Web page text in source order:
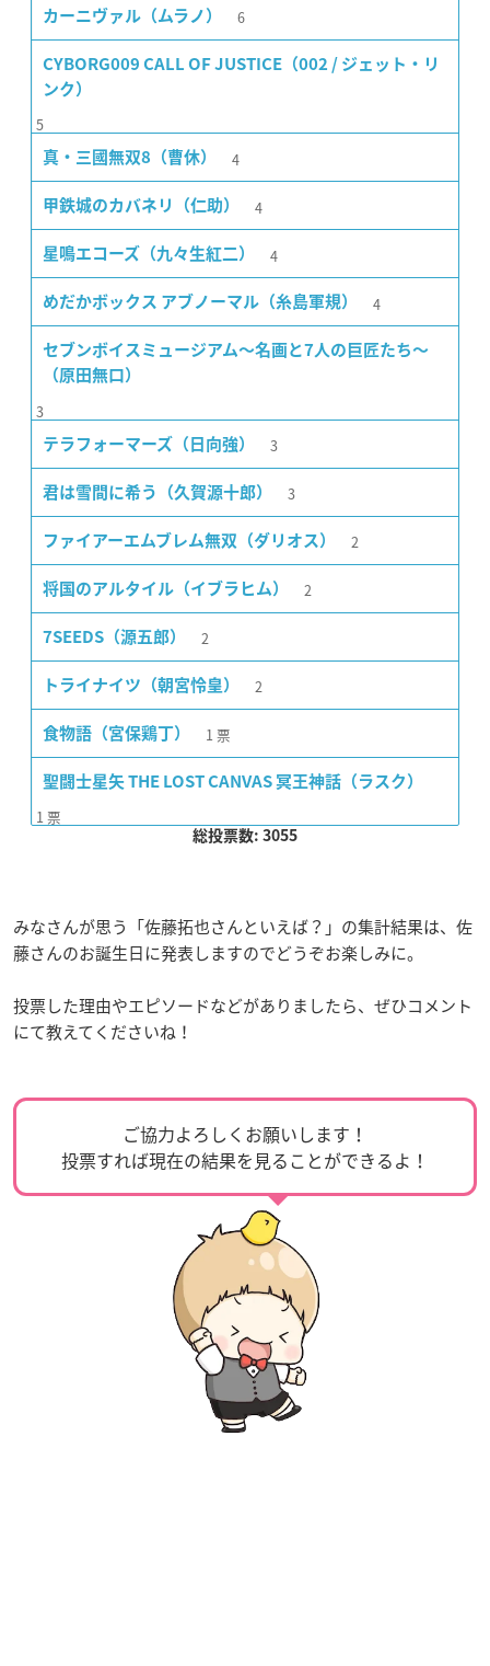
カーニヴァル（ムラノ） 6
CYBORG009 CALL OF JUSTICE（002 / ジェット・リ
ンク）
5
真・三國無双8（曹休） 4
甲鉄城のカバネリ（仁助） 4
星鳴エコーズ（九々生紅二） 4
めだかボックス アブノーマル（糸島軍規） 4
セブンボイスミュージアム〜名画と7人の巨匠たち〜
（原田無口）
3
テラフォーマーズ（日向強） 3
君は雪間に希う（久賀源十郎） 3
ファイアーエムブレム無双（ダリオス） 2
将国のアルタイル（イブラヒム） 2
7SEEDS（源五郎） 2
トライナイツ（朝宮怜皇） 2
食物語（宮保鶏丁） 1 票
聖闘士星矢 THE LOST CANVAS 冥王神話（ラスク）
1 票
総投票数: 3055
みなさんが思う「佐藤拓也さんといえば？」の集計結果は、佐
藤さんのお誕生日に発表しますのでどうぞお楽しみに。
投票した理由やエピソードなどがありましたら、ぜひコメント
にて教えてくださいね！
ご協力よろしくお願いします！
投票すれば現在の結果を見ることができるよ！